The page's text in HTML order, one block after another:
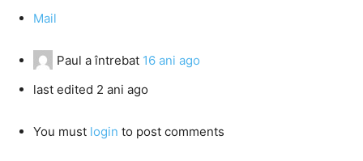
Mail
Paul a întrebat 16 ani ago
last edited 2 ani ago
You must login to post comments